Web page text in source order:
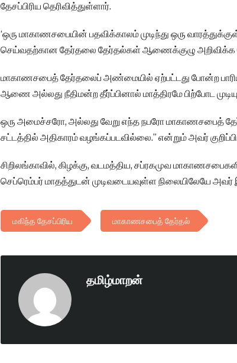
தேசப்பிரிய தெரிவித்துள்ளார்.
‘ஒரு மாகாணசபையின் பதவிக்காலம் முடிந்து ஒரு
செய்வதற்கான தேர்தலை தேர்தல்கள் ஆணைக்குழு அறிவிக்க
மாகாணசபைத் தேர்தலைப் அண்மையில் ஏற்பட்டது போன்ற
ஆணை அல்லது நீதிமன்ற தீர்ப்பினால் மாத்திரமே பிற்போட
ஒரு அமைச்சரோ, அல்லது வேறு எந்த நபரோ மாகாணசபைத்
சட்டத்தில் அதிகாரம் வழங்கப்படவில்லை.” என்றும் அவர்
சிறிலங்காவில், கிழக்கு, வடமத்திய, சப்ரகமுவ
செப்ரெம்பர் மாதத்துடன் முடிவடையவுள்ள நிலையிலேயே அவர்
மகிந்த தேசப்பிரிய மாகாணசபைத் தேர்தல்
தமிழ்மாறன்